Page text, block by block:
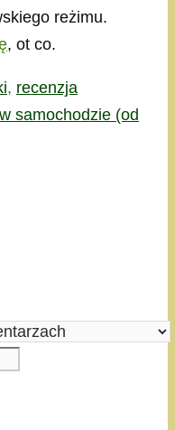
reżimu.
, ot co.
, recenzja
samochodzie (od